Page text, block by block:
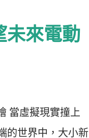
發佈 ，令人耳目
多媒體的報導，
將改變人們的
同時，在環境議
未來電動
當虛擬現實撞上
的世界中，大小新